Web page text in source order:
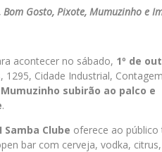
Gosto, Pixote, Mumuzinho e
acontecer no sábado, 1º de
1295, Cidade Industrial,
Mumuzinho subirão ao palco e
.
Samba Clube oferece ao público
bar com cerveja, vodka,